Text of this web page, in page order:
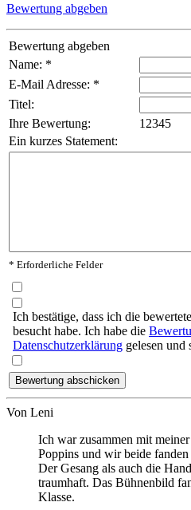
Bewertung abgeben
Bewertung abgeben
Name: *
E-Mail Adresse: *
Titel:
Ihre Bewertung:
1 2345
Ein kurzes Statement:
* Erforderliche Felder
Ich bestätige, dass ich die
besucht habe. Ich habe die
Datenschutzerklärung gelesen und
Von Leni
Ich war zusammen mit
Poppins und wir beide
Der Gesang als auch die
traumhaft. Das Bühnenbild
Klasse.